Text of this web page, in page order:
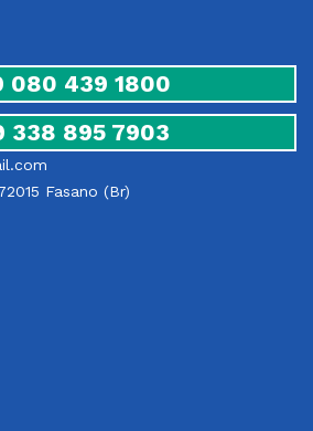
080 439 1800
338 895 7903
Fasano (Br)